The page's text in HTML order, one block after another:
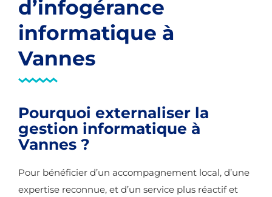
d’infogérance
informatique à
Vannes
Pourquoi externaliser la
gestion informatique à
Vannes ?
Pour bénéficier d’un accompagnement local, d’une
expertise reconnue, et d’un service plus réactif et